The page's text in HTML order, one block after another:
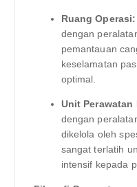
Ruang Operasi:
dengan
pemantauan
keselamatan
optimal.
Unit
dengan
dikelola oleh
sangat terlatih
intensif kepada